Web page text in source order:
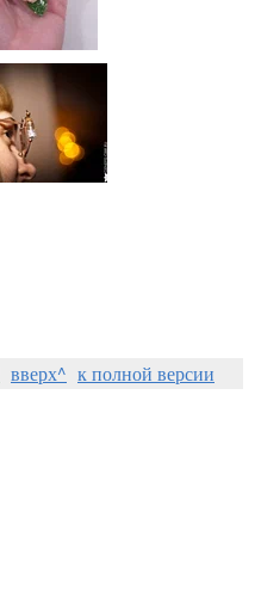
вверх^ к полной версии